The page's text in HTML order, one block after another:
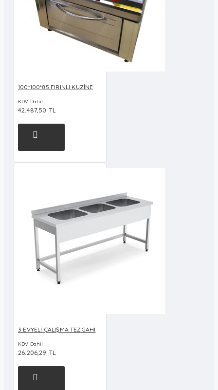
100*100*85 FIRINLI KUZİNE
KDV Dahil
42.487,50 TL
3 EVYELİ ÇALIŞMA TEZGAHI
KDV Dahil
26.206,29 TL